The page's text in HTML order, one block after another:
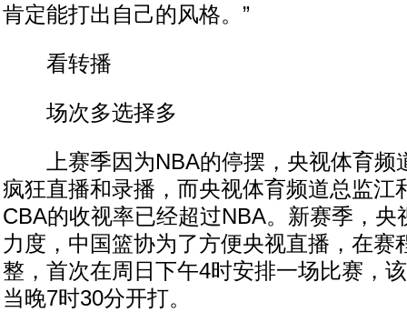
肯定能打出自己的风格。”
看转播
场次多选择多
上赛季因为NBA的停摆，央视体育频
疯狂直播和录播，而央视体育频道总监江
CBA的收视率已经超过NBA。新赛季，央
力度，中国篮协为了方便央视直播，在赛
整，首次在周日下午4时安排一场比赛，
当晚7时30分开打。